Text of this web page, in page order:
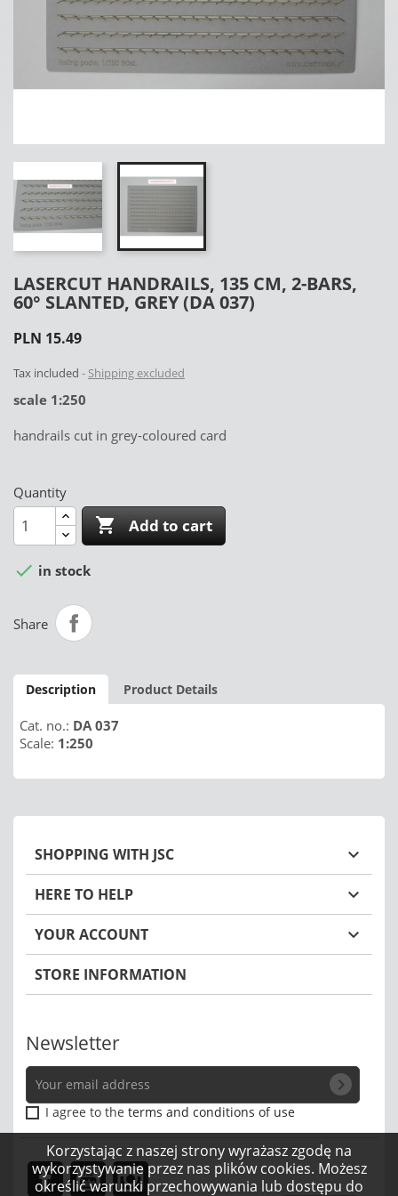
LASERCUT HANDRAILS, 135 CM, 2-BARS,
60° SLANTED, GREY (DA 037)
PLN 15.49
Tax included Shipping excluded
scale 1:250
handrails cut in grey-coloured card
Quantity
 Add to cart
 in stock
Share
Description Product Details
Cat. no.: DA 037
Scale: 1:250
SHOPPING WITH JSC 
HERE TO HELP 
YOUR ACCOUNT 
STORE INFORMATION
Newsletter
chevron_right
I agree to the terms and conditions of use
FacebookYouTubeInstagram
Korzystając z naszej strony wyrażasz zgodę na
wykorzystywanie przez nas plików cookies. Możesz
określić warunki przechowywania lub dostępu do